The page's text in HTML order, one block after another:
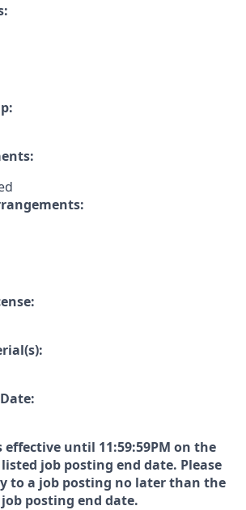
until 11:59:59PM on the
job posting end date. Please
to a job posting no later than the
posting end date.